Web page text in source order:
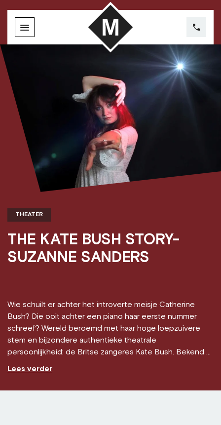
THEATER
THE KATE BUSH STORY-
SUZANNE SANDERS
Wie schuilt er achter het introverte meisje Catherine
Bush? Die ooit achter een piano haar eerste nummer
schreef? Wereld beroemd met haar hoge loepzuivere
stem en bijzondere authentieke theatrale
persoonlijkheid: de Britse zangeres Kate Bush. Bekend ...
Lees verder